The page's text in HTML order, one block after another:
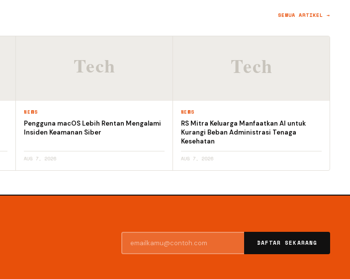
SEMUA ARTIKEL →
NEWS
Pengguna macOS Lebih Rentan Mengalami
Insiden Keamanan Siber
AUG 7, 2026
NEWS
RS Mitra Keluarga Manfaatkan AI untuk
Kurangi Beban Administrasi Tenaga
Kesehatan
AUG 7, 2026
DAFTAR SEKARANG